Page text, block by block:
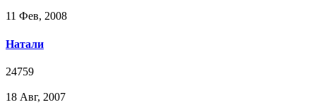
11 Фев, 2008
Натали
24759
18 Авг, 2007